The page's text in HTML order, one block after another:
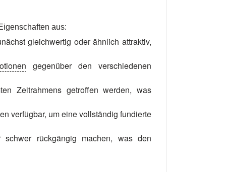
aus:
gleichwertig oder ähnlich attraktiv,
gegenüber den verschiedenen
Zeitrahmens getroffen werden, was
verfügbar, um eine vollständig fundierte
rückgängig machen, was den